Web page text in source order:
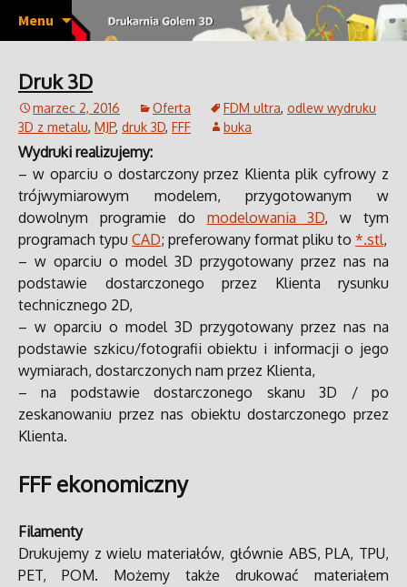
Drukarnia Golem 3D
Wydruki 3D, prototypy, pojedyncze sztuki,
krótkie serie produktów, makiety, w tym
architektoniczne, odlewy wydruków 3D w
metalu, modelowanie 3D, skanowanie 3D.
Menu
Przeskocz
do
Druk 3D
marzec 2, 2016 Oferta FDM ultra, odlew wydruku
3D z metalu, MJP, druk 3D, FFF buka
Wydruki realizujemy:
– w oparciu o dostarczony przez Klienta plik cyfrowy z
trójwymiarowym modelem, przygotowanym w
dowolnym programie do modelowania 3D, w tym
programach typu CAD; preferowany format pliku to *.stl,
– w oparciu o model 3D przygotowany przez nas na
podstawie dostarczonego przez Klienta rysunku
technicznego 2D,
– w oparciu o model 3D przygotowany przez nas na
podstawie szkicu/fotografii obiektu i informacji o jego
wymiarach, dostarczonych nam przez Klienta,
– na podstawie dostarczonego skanu 3D / po
zeskanowaniu przez nas obiektu dostarczonego przez
Klienta.
FFF ekonomiczny
Filamenty
Drukujemy z wielu materiałów, głównie ABS, PLA, TPU,
PET, POM. Możemy także drukować materiałem